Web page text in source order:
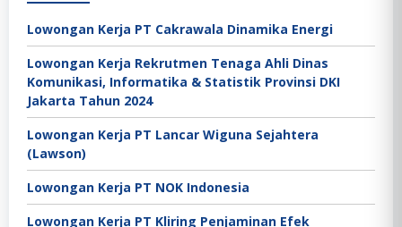
Lowongan Kerja PT Cakrawala Dinamika Energi
Lowongan Kerja Rekrutmen Tenaga Ahli Dinas
Komunikasi, Informatika & Statistik Provinsi DKI
Jakarta Tahun 2024
Lowongan Kerja PT Lancar Wiguna Sejahtera
(Lawson)
Lowongan Kerja PT NOK Indonesia
Lowongan Kerja PT Kliring Penjaminan Efek